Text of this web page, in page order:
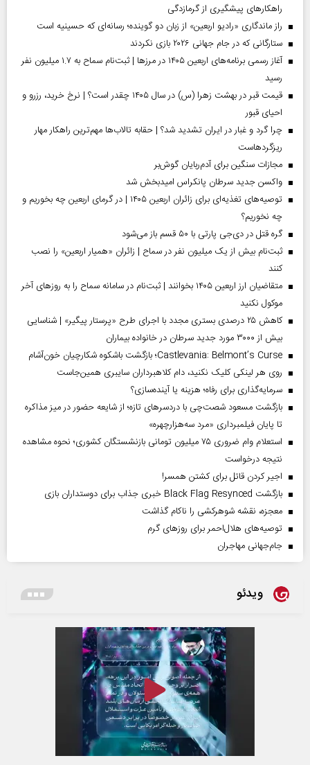
راهکارهای پیشگیری از گرمازدگی
راز ماندگاری «رادیو اربعین» از زبان دو گوینده؛ رسانه‌ای که حسینیه است
ستارگانی که در جام جهانی ۲۰۲۶ بازی نکردند
آغاز رسمی برنامه‌های اربعین ۱۴۰۵ در مرز‌ها | ثبت‌نام سماح به ۱.۷ میلیون نفر
رسید
قیمت قبر در بهشت زهرا (س) در سال ۱۴۰۵ چقدر است؟ | نرخ خرید، رزرو و
احیای قبور
چرا گرد و غبار در ایران تشدید شد؟ | حقابه تالاب‌ها مهم‌ترین راهکار مهار
ریزگردهاست
مجازات سنگین برای آدم‌ربایان گوش‌بر
واکسن جدید سرطان پانکراس امیدبخش شد
توصیه‌های تغذیه‌ای برای زائران اربعین ۱۴۰۵ | در گرمای اربعین چه بخوریم و
چه نخوریم؟
گره قتل در دی‌جی پارتی با ۵۰ قسم باز می‌شود
ثبت‌نام بیش از یک میلیون نفر در سماح | زائران «همیار اربعین» را نصب
کنند
متقاضیان ارز اربعین ۱۴۰۵ بخوانند | ثبت‌نام در سامانه سماح را به روز‌های آخر
موکول نکنید
کاهش ۲۵ درصدی بستری مجدد با اجرای طرح «پرستار پیگیر» | شناسایی
بیش از ۳۰۰۰ مورد جدید سرطان در خانواده بیماران
Castlevania: Belmont’s Curse؛ بازگشت باشکوه شکارچیان خون‌آشام
روی هر لینکی کلیک نکنید، دام کلاهبرداران سایبری همین‌جاست
سرمایه‌گذاری برای رفاه؛ هزینه یا آینده‌سازی؟
بازگشت مسعود شصت‌چی با دردسر‌های تازه؛ از شایعه حضور در میز مذاکره
تا پایان فیلمبرداری «مرد سه‌هزارچهره»
استعلام وام ضروری ۷۵ میلیون تومانی بازنشستگان کشوری؛ نحوه مشاهده
نتیجه درخواست
اجیر کردن قاتل برای کشتن همسر!
بازگشت Black Flag Resynced خبری جذاب برای دوستداران بازی
معجزه، نقشه شوهرکشی را ناکام گذاشت
توصیه‌های هلال‌احمر برای روز‌های گرم
جام‌جهانی مهاجران
ویدئو